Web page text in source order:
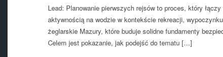
Lead: Planowanie pierwszych rejsów to proces, który
aktywnością na wodzie w kontekście rekreacji,
żeglarskie Mazury, które buduje solidne fundamenty
Celem jest pokazanie, jak podejść do tematu […]